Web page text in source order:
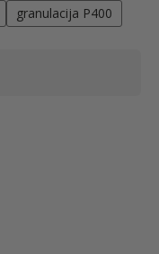
granulacija P400